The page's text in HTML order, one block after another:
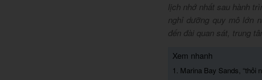
lịch nhớ nhất sau hành
nghỉ dưỡng quy mô lớn
đến đài quan sát, trung
Xem nhanh
1. Marina Bay Sands, “thỏi